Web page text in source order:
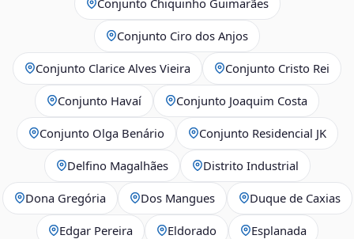
Conjunto Ciro dos Anjos
Conjunto Clarice Alves Vieira Conjunto Cristo Rei
Conjunto Havaí Conjunto Joaquim Costa
Conjunto Olga Benário Conjunto Residencial JK
Delfino Magalhães Distrito Industrial
Dona Gregória Dos Mangues Duque de Caxias
Edgar Pereira Eldorado Esplanada